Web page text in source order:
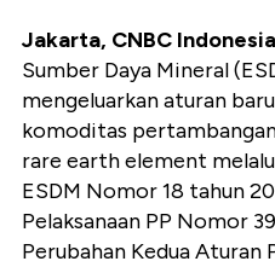
Jakarta, CNBC
Sumber Daya Mineral
mengeluarkan aturan
komoditas
rare earth element
ESDM Nomor 18 tahun
Pelaksanaan PP Nomor
Perubahan Kedua Aturan